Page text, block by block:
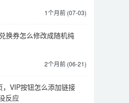
1个月前 (07-03)
换券怎么修改成随机纯
2个月前 (06-21)
，VIP按钮怎么添加链接
反应